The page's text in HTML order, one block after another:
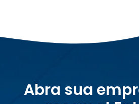
Abra sua